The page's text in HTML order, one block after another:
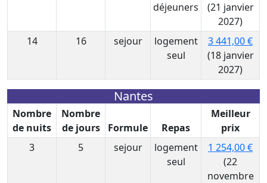
déjeuners
(21 janvier
2027)
14
16 sejour
logement
seul
3 441,00 €
(18 janvier
2027)
Nantes
Nombre
de nuits
Nombre
de jours
Formule Repas
Meilleur
prix
3
5 sejour
logement
seul
1 254,00 €
(22
novembre